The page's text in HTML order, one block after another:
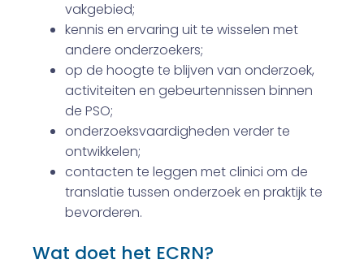
vakgebied;
kennis en ervaring uit te wisselen met
andere onderzoekers;
op de hoogte te blijven van onderzoek,
activiteiten en gebeurtennissen binnen
de PSO;
onderzoeksvaardigheden verder te
ontwikkelen;
contacten te leggen met clinici om de
translatie tussen onderzoek en praktijk te
bevorderen.
Wat doet het ECRN?